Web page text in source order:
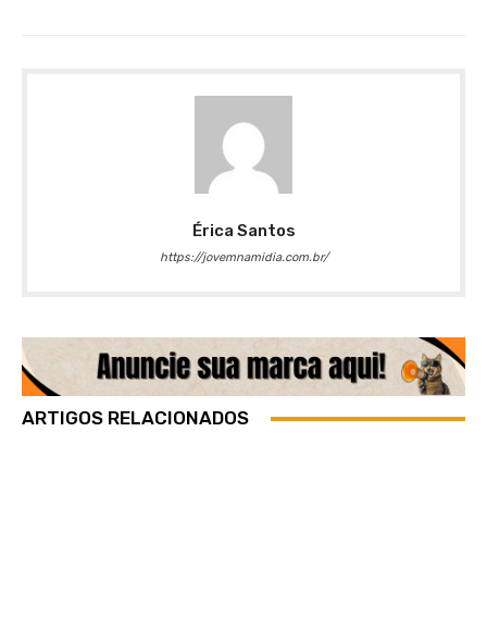
Érica Santos
https://jovemnamidia.com.br/
ARTIGOS RELACIONADOS